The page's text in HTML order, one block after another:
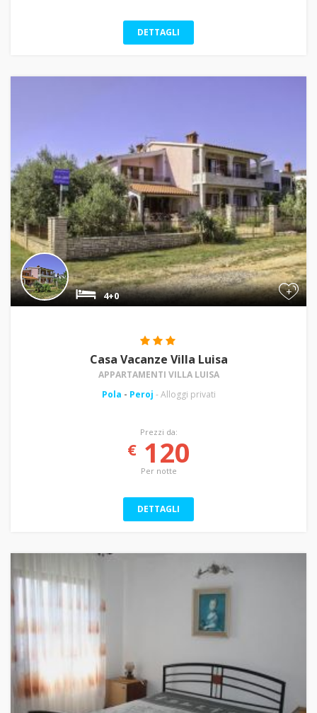
DETTAGLI
+
4+0
Casa Vacanze Villa Luisa
APPARTAMENTI VILLA LUISA
Pola - Peroj - Alloggi privati
Prezzi da:
€120
Per notte
DETTAGLI